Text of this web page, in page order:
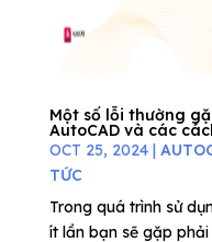
Một số lỗi thường
AutoCAD và các
OCT 25, 2024|
TỨC
Trong quá trình sử
ít lần bạn sẽ gặp